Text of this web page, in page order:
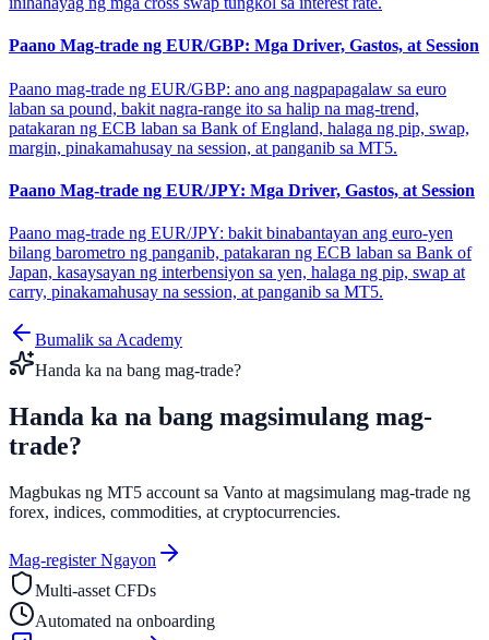
Paano Mag-trade ng EUR/GBP: Mga Driver, Gastos, at Session
Paano mag-trade ng EUR/GBP: ano ang nagpapagalaw sa euro
laban sa pound, bakit nagra-range ito sa halip na mag-trend,
patakaran ng ECB laban sa Bank of England, halaga ng pip, swap,
margin, pinakamahusay na session, at panganib sa MT5.
Paano Mag-trade ng EUR/JPY: Mga Driver, Gastos, at Session
Paano mag-trade ng EUR/JPY: bakit binabantayan ang euro-yen
bilang barometro ng panganib, patakaran ng ECB laban sa Bank of
Japan, kasaysayan ng interbensiyon sa yen, halaga ng pip, swap at
carry, pinakamahusay na session, at panganib sa MT5.
Bumalik sa Academy
Handa ka na bang mag-trade?
Handa ka na bang magsimulang mag-
trade?
Magbukas ng MT5 account sa Vanto at magsimulang mag-trade ng
forex, indices, commodities, at cryptocurrencies.
Mag-register Ngayon
Multi-asset CFDs
Automated na onboarding